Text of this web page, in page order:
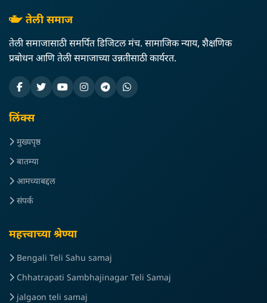
तेली समाज
तेली समाजासाठी समर्पित डिजिटल मंच. सामाजिक न्याय, शैक्षणिक
प्रबोधन आणि तेली समाजाच्या उन्नतीसाठी कार्यरत.
लिंक्स
मुख्यपृष्ठ
बातम्या
आमच्याबद्दल
संपर्क
महत्त्वाच्या श्रेण्या
Bengali Teli Sahu samaj
Chhatrapati Sambhajinagar Teli Samaj
jalgaon teli samaj